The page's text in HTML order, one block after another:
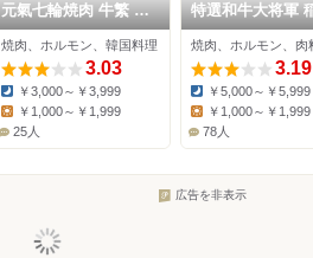
元氣七輪焼肉 牛繁 稲
毛駅前店
焼肉、ホルモン、韓国料理
3.03
Dinner:
￥3,000～￥3,999
Lunch:
￥1,000～￥1,999
25人
特選和牛大将軍
園生店
焼肉、ホルモン、肉
3.19
Dinner:
￥5,000～￥5,999
Lunch:
￥1,000～￥1,999
78人
広告を非表示